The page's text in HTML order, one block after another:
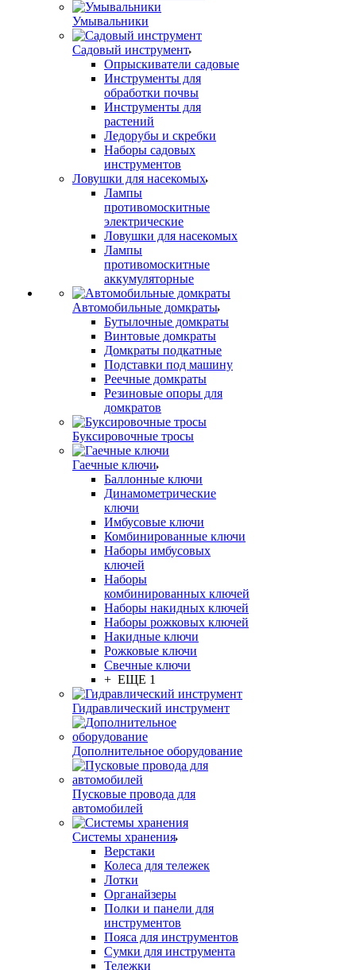
Умывальники
Садовый инструмент
Опрыскиватели садовые
Инструменты для
обработки почвы
Инструменты для
растений
Ледорубы и скребки
Наборы садовых
инструментов
Ловушки для насекомых
Лампы
противомоскитные
электрические
Ловушки для насекомых
Лампы
противомоскитные
аккумуляторные
Автомобильные домкраты
Бутылочные домкраты
Винтовые домкраты
Домкраты подкатные
Подставки под машину
Реечные домкраты
Резиновые опоры для
домкратов
Буксировочные тросы
Гаечные ключи
Баллонные ключи
Динамометрические
ключи
Имбусовые ключи
Комбинированные ключи
Наборы имбусовых
ключей
Наборы
комбинированных ключей
Наборы накидных ключей
Наборы рожковых ключей
Накидные ключи
Рожковые ключи
Свечные ключи
+ ЕЩЕ 1
Гидравлический инструмент
Дополнительное оборудование
Пусковые провода для
автомобилей
Системы хранения
Верстаки
Колеса для тележек
Лотки
Органайзеры
Полки и панели для
инструментов
Пояса для инструментов
Сумки для инструмента
Тележки